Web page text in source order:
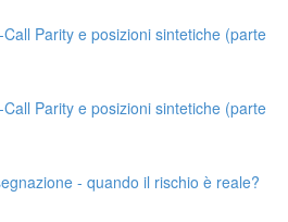
Parity e posizioni sintetiche (parte
Parity e posizioni sintetiche (parte
- quando il rischio è reale?